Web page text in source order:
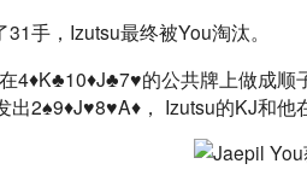
手，Izutsu最终被You淘汰。
4♦K♣10♦J♣7♥的公共牌上做成顺
出2♠9♦J♥8♥A♦， Izutsu的KJ和他